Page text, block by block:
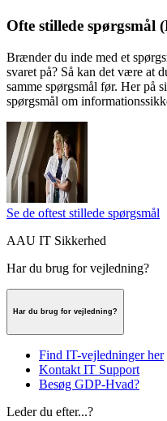
Ofte stillede spørgsmål
Brænder du inde med et
svaret på? Så kan det være at
samme spørgsmål før. Her på
spørgsmål om
Se de oftest stillede spørgsmål
AAU IT Sikkerhed
Har du brug for vejledning?
Har du brug for vejledning?
Find IT-vejledninger her
Kontakt IT Support
Besøg GDP-Hvad?
Leder du efter...?